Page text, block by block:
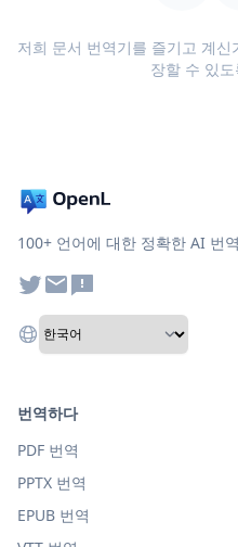
저희 문서 번역기를 즐기고 계
장할 수 있
100+ 언어에 대한 정확한 AI 번역
번역하다
PDF 번역
PPTX 번역
EPUB 번역